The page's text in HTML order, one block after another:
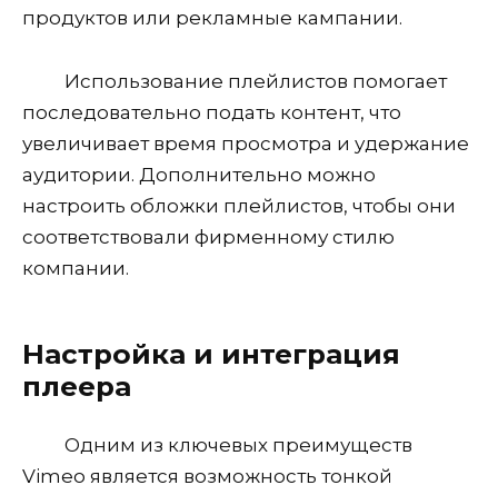
продуктов или рекламные кампании.
Использование плейлистов помогает
последовательно подать контент, что
увеличивает время просмотра и удержание
аудитории. Дополнительно можно
настроить обложки плейлистов, чтобы они
соответствовали фирменному стилю
компании.
Настройка и интеграция
плеера
Одним из ключевых преимуществ
Vimeo является возможность тонкой